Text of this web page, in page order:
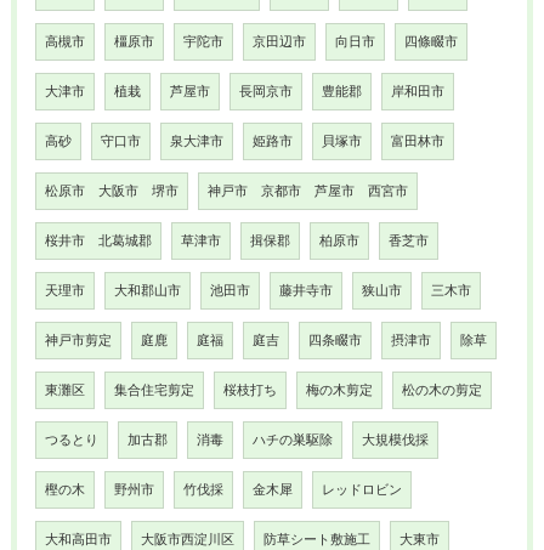
高槻市 橿原市 宇陀市 京田辺市 向日市 四條畷市
大津市 植栽 芦屋市 長岡京市 豊能郡 岸和田市
高砂 守口市 泉大津市 姫路市 貝塚市 富田林市
松原市 大阪市 堺市 神戸市 京都市 芦屋市 西宮市
桜井市 北葛城郡 草津市 揖保郡 柏原市 香芝市
天理市 大和郡山市 池田市 藤井寺市 狭山市 三木市
神戸市剪定 庭鹿 庭福 庭吉 四条畷市 摂津市 除草
東灘区 集合住宅剪定 桜枝打ち 梅の木剪定 松の木の剪定
つるとり 加古郡 消毒 ハチの巣駆除 大規模伐採
樫の木 野州市 竹伐採 金木犀 レッドロビン
大和高田市 大阪市西淀川区 防草シート敷施工 大東市